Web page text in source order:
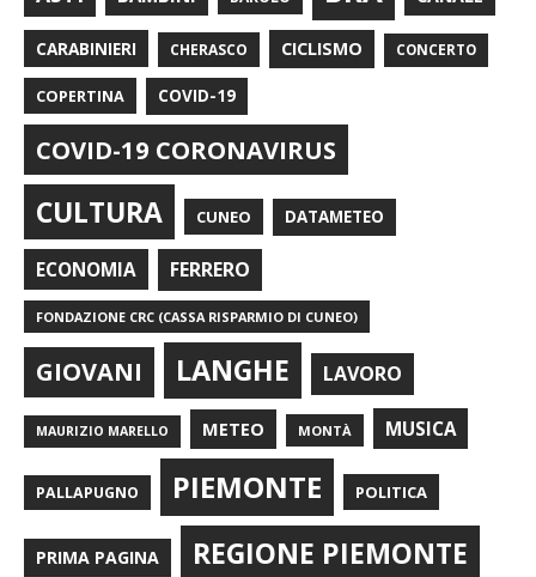
CARABINIERI CHERASCO CICLISMO CONCERTO
COPERTINA COVID-19
COVID-19 CORONAVIRUS
CULTURA CUNEO DATAMETEO
ECONOMIA FERRERO
FONDAZIONE CRC (CASSA RISPARMIO DI CUNEO)
GIOVANI LANGHE LAVORO
MAURIZIO MARELLO METEO MONTÀ MUSICA
PALLAPUGNO PIEMONTE POLITICA
PRIMA PAGINA REGIONE PIEMONTE